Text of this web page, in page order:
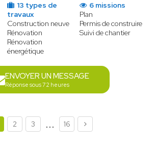
13 types de
travaux
Construction neuve
Rénovation
Rénovation
énergétique
6 missions
Plan
Permis de construire
Suivi de chantier
ENVOYER UN MESSAGE
Réponse sous 72 heures
2 3 ... 16